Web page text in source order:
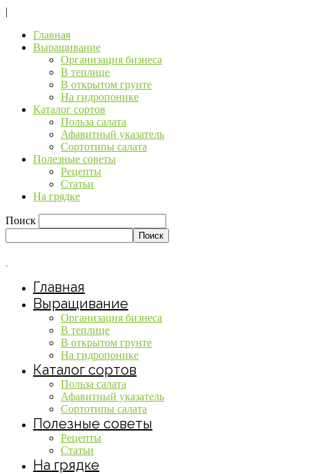
|
Главная
Выращивание
Организация бизнеса
В теплице
В открытом грунте
На гидропонике
Каталог сортов
Польза салата
Афавитный указатель
Сортотипы салата
Полезные советы
Рецепты
Статьи
На грядке
Поиск
Главная
Выращивание
Организация бизнеса
В теплице
В открытом грунте
На гидропонике
Каталог сортов
Польза салата
Афавитный указатель
Сортотипы салата
Полезные советы
Рецепты
Статьи
На грядке